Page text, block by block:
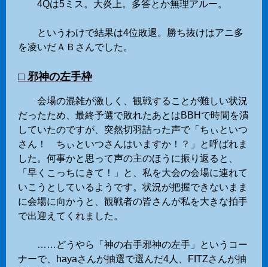
4Qは5ミス。大炎上。多答とか無理アルー。
というわけで結果は4位敗退。勝ち抜けはアニ多
を凌いだＡＢさんでした。
□ 邪神の左手枠
会場の混雑が激しく、観戦することが難しい状況
だったため、最終予選で敗れたあとはBBHで時間を潰
していたのですが、突然切羽詰った声で「ちぃといつ
さん！ ちぃといつさんはいますか！？」と呼ばれま
した。何事かと思って声の主のほうに振り返ると、
「早くこっちにきて！」と、私を大会の会場に連れて
いこうとしているようです。状況が把握できないまま
に会場に向かうと、観戦者の皆さんが私を大きな拍手
で出迎えてくれました。
……どうやら「神の右手邪神の左手」というコー
ナーで、hayaさんが抽選で選んだ4人、FITZさんが抽